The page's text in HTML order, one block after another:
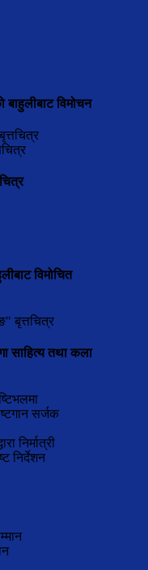
बाहुलीबाट विमोचन
विमोचित
बृत्तचित्र
साहित्य तथा कला
निर्मात्री
निर्देशन